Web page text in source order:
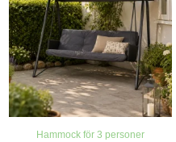
Hammock för 3 personer